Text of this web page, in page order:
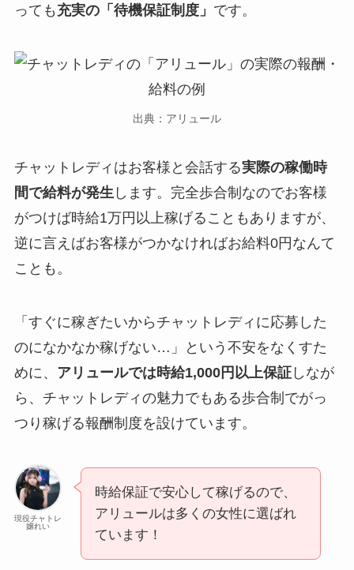
っても 充実の「待機保証制度」 です。
出典：アリュール
チャットレディはお客様と会話する実際の稼働時
間で給料が発生 します。完全歩合制なのでお客様
がつけば時給1万円以上稼げることもありますが、
逆に言えばお客様がつかなければお給料0円なんて
ことも。
「すぐに稼ぎたいからチャットレディに応募した
のになかなか稼げない…」という不安をなくすた
めに、 アリュールでは時給1,000円以上保証しなが
ら、チャットレディの魅力でもある歩合制でがっ
つり稼げる報酬制度を設けています。
現役チャトレ
嬢れい
時給保証で安心して稼げるので、
アリュールは多くの女性に選ばれ
ています！